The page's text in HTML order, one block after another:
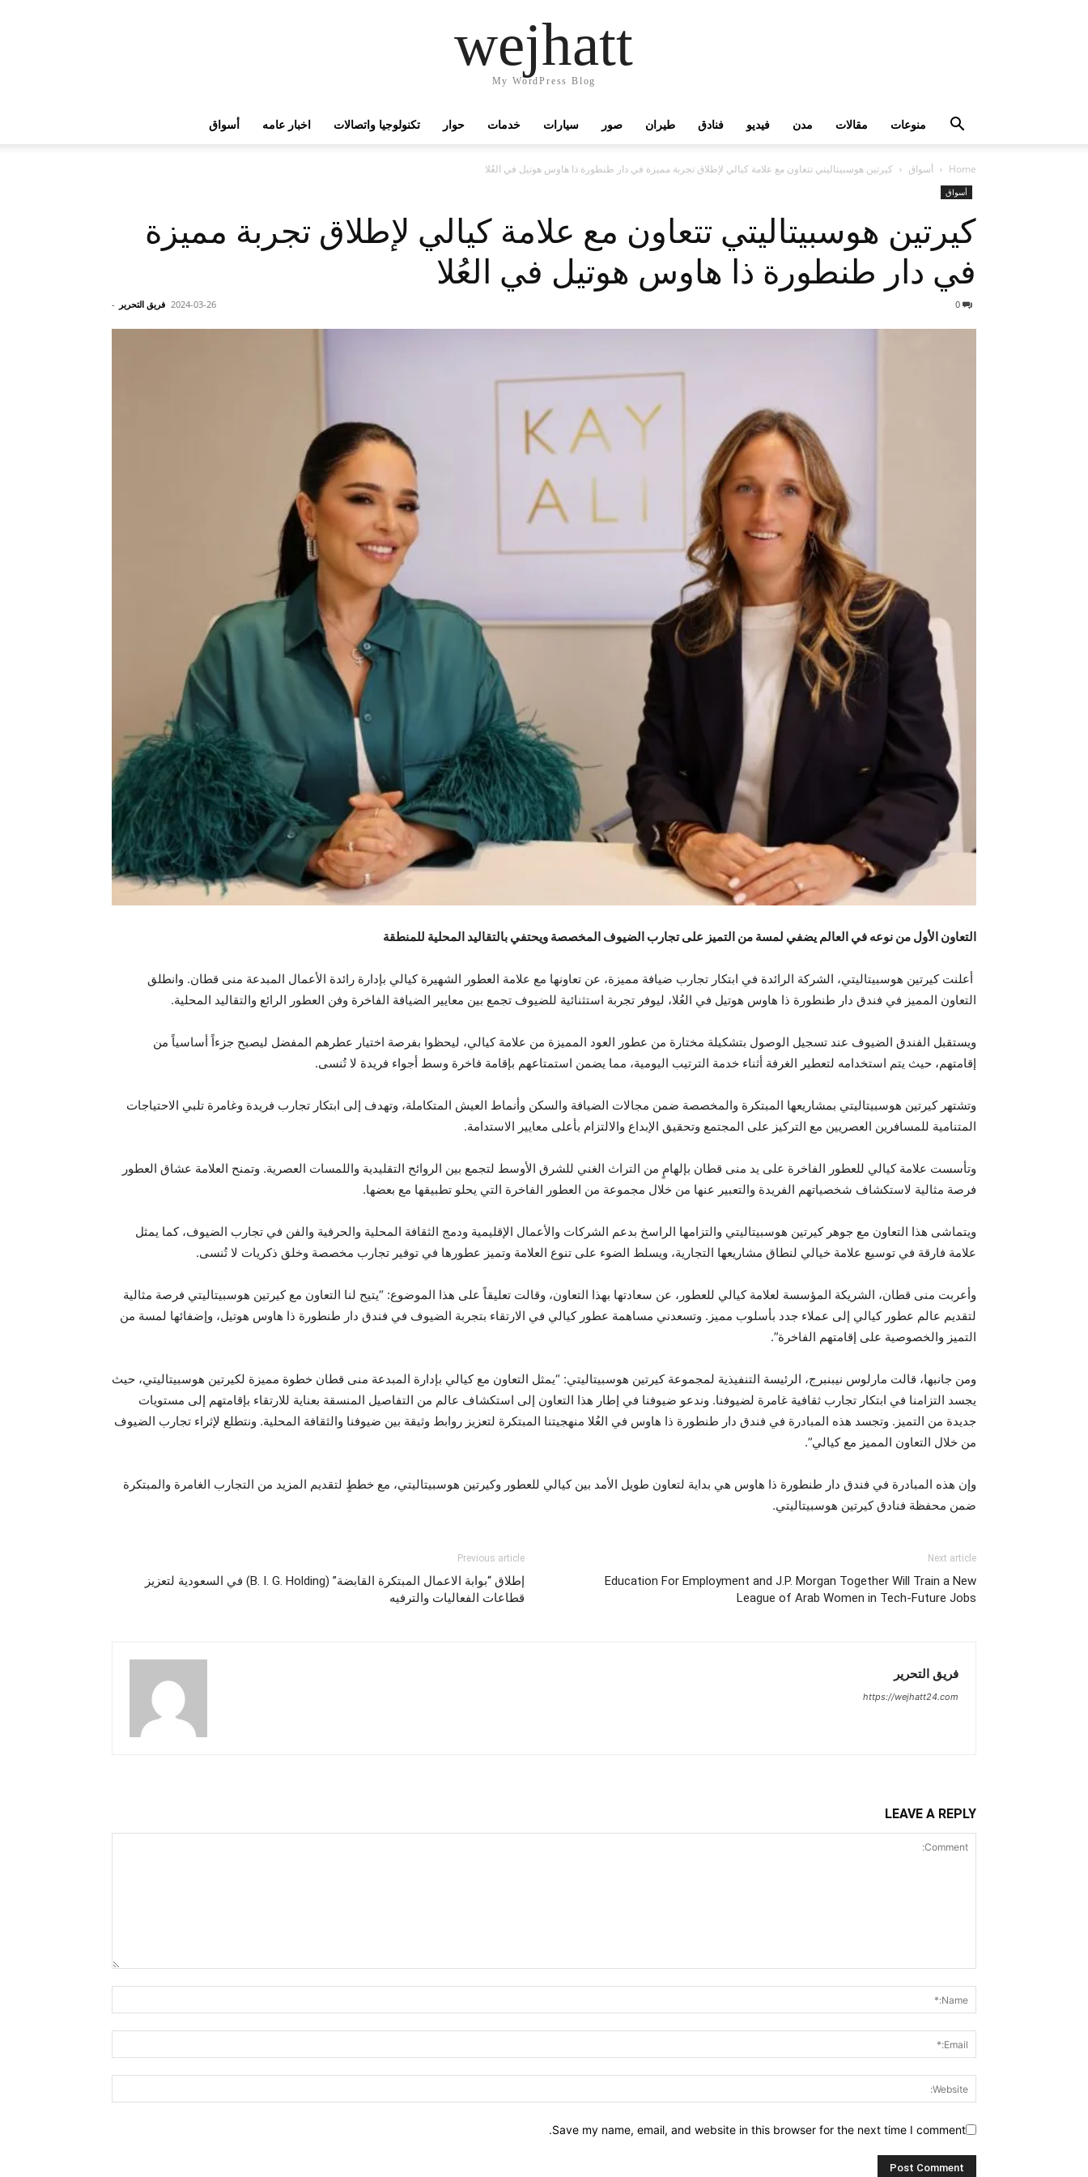
wejhatt
My WordPress Blog
أسواق اخبار عامه تكنولوجيا واتصالات حوار خدمات سيارات صور طيران فنادق فيديو مدن مقالات منوعات
Home أسواق كيرتين هوسبيتاليتي تتعاون مع علامة كيالي لإطلاق تجربة مميزة في دار طنطورة ذا هاوس هوتيل في العُلا
أسواق
كيرتين هوسبيتاليتي تتعاون مع علامة كيالي لإطلاق تجربة مميزة
في دار طنطورة ذا هاوس هوتيل في العُلا
فريق التحرير - 2024-03-26
التعاون الأول من نوعه في العالم يضفي لمسة من التميز على تجارب الضيوف المخصصة ويحتفي بالتقاليد المحلية للمنطقة
أعلنت كيرتين هوسبيتاليتي، الشركة الرائدة في ابتكار تجارب ضيافة مميزة، عن تعاونها مع علامة العطور الشهيرة كيالي بإدارة رائدة الأعمال المبدعة منى قطان. وانطلق
التعاون المميز في فندق دار طنطورة ذا هاوس هوتيل في العُلا، ليوفر تجربة استثنائية للضيوف تجمع بين معايير الضيافة الفاخرة وفن العطور الرائع والتقاليد المحلية.
ويستقبل الفندق الضيوف عند تسجيل الوصول بتشكيلة مختارة من عطور العود المميزة من علامة كيالي، ليحظوا بفرصة اختيار عطرهم المفضل ليصبح جزءاً أساسياً من
إقامتهم، حيث يتم استخدامه لتعطير الغرفة أثناء خدمة الترتيب اليومية، مما يضمن استمتاعهم بإقامة فاخرة وسط أجواء فريدة لا تُنسى.
وتشتهر كيرتين هوسبيتاليتي بمشاريعها المبتكرة والمخصصة ضمن مجالات الضيافة والسكن وأنماط العيش المتكاملة، وتهدف إلى ابتكار تجارب فريدة وغامرة تلبي الاحتياجات
المتنامية للمسافرين العصريين مع التركيز على المجتمع وتحقيق الإبداع والالتزام بأعلى معايير الاستدامة.
وتأسست علامة كيالي للعطور الفاخرة على يد منى قطان بإلهامٍ من التراث الغني للشرق الأوسط لتجمع بين الروائح التقليدية واللمسات العصرية. وتمنح العلامة عشاق العطور
فرصة مثالية لاستكشاف شخصياتهم الفريدة والتعبير عنها من خلال مجموعة من العطور الفاخرة التي يحلو تطبيقها مع بعضها.
ويتماشى هذا التعاون مع جوهر كيرتين هوسبيتاليتي والتزامها الراسخ بدعم الشركات والأعمال الإقليمية ودمج الثقافة المحلية والحرفية والفن في تجارب الضيوف، كما يمثل
علامة فارقة في توسيع علامة خيالي لنطاق مشاريعها التجارية، ويسلط الضوء على تنوع العلامة وتميز عطورها في توفير تجارب مخصصة وخلق ذكريات لا تُنسى.
وأعربت منى قطان، الشريكة المؤسسة لعلامة كيالي للعطور، عن سعادتها بهذا التعاون، وقالت تعليقاً على هذا الموضوع: “يتيح لنا التعاون مع كيرتين هوسبيتاليتي فرصة مثالية
لتقديم عالم عطور كيالي إلى عملاء جدد بأسلوب مميز. وتسعدني مساهمة عطور كيالي في الارتقاء بتجربة الضيوف في فندق دار طنطورة ذا هاوس هوتيل، وإضفائها لمسة من
التميز والخصوصية على إقامتهم الفاخرة”.
ومن جانبها، قالت مارلوس نيبنبرج، الرئيسة التنفيذية لمجموعة كيرتين هوسبيتاليتي: “يمثل التعاون مع كيالي بإدارة المبدعة منى قطان خطوة مميزة لكيرتين هوسبيتاليتي، حيث
يجسد التزامنا في ابتكار تجارب ثقافية غامرة لضيوفنا. وندعو ضيوفنا في إطار هذا التعاون إلى استكشاف عالم من التفاصيل المنسقة بعناية للارتقاء بإقامتهم إلى مستويات
جديدة من التميز. وتجسد هذه المبادرة في فندق دار طنطورة ذا هاوس في العُلا منهجيتنا المبتكرة لتعزيز روابط وثيقة بين ضيوفنا والثقافة المحلية. ونتطلع لإثراء تجارب الضيوف
من خلال التعاون المميز مع كيالي”.
وإن هذه المبادرة في فندق دار طنطورة ذا هاوس هي بداية لتعاون طويل الأمد بين كيالي للعطور وكيرتين هوسبيتاليتي، مع خططٍ لتقديم المزيد من التجارب الغامرة والمبتكرة
ضمن محفظة فنادق كيرتين هوسبيتاليتي.
Previous article
إطلاق “بوابة الاعمال المبتكرة القابضة” (B. I. G. Holding) في السعودية لتعزيز
قطاعات الفعاليات والترفيه
Next article
Education For Employment and J.P. Morgan Together Will Train a New
League of Arab Women in Tech-Future Jobs
فريق التحرير
https://wejhatt24.com
LEAVE A REPLY
Save my name, email, and website in this browser for the next time I comment.